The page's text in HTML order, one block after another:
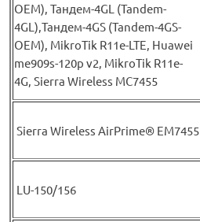
OEM), Тандем-4GL (Tandem-
4GL),Тандем-4GS (Tandem-4GS-
OEM), MikroTik R11e-LTE, Huawei
me909s-120p v2, MikroTik R11e-
4G, Sierra Wireless MC7455
Sierra Wireless AirPrime® EM7455
LU-150/156